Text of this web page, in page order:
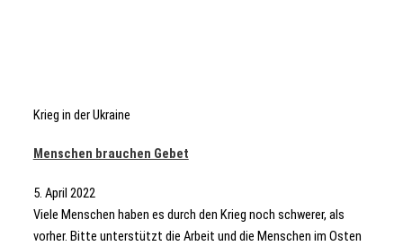
Krieg in der Ukraine
Menschen brauchen Gebet
5. April 2022
Viele Menschen haben es durch den Krieg noch schwerer, als
vorher. Bitte unterstützt die Arbeit und die Menschen im Osten